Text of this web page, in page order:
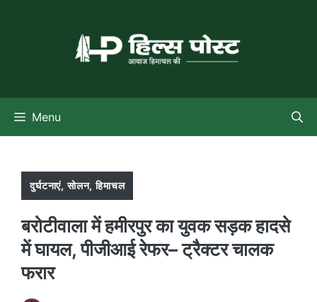
Menu
दुर्घटनाएं,सोलन,हिमाचल
बरोटीवाला में हमीरपुर का युवक सड़क हादसे
में घायल, पीजीआई रेफर– ट्रैक्टर चालक
फरार